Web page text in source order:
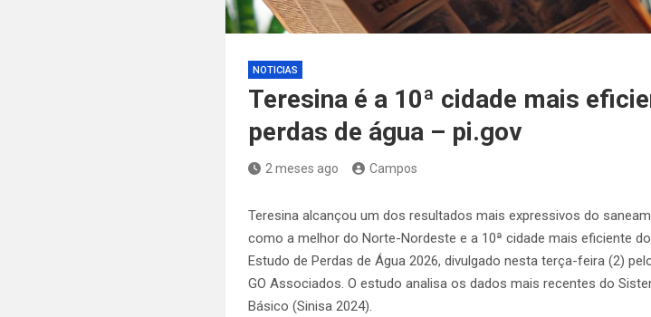
NOTICIAS
Teresina é a 10ª cidade mais
perdas de água – pi.gov
2 meses ago Campos
Teresina alcançou um dos resultados mais expressivos do
como a melhor do Norte-Nordeste e a 10ª cidade mais eficiente
Estudo de Perdas de Água 2026, divulgado nesta terça-feira (2)
GO Associados. O estudo analisa os dados mais recentes do
Básico (Sinisa 2024).